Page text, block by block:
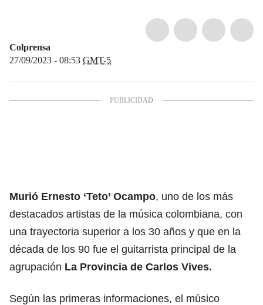
Colprensa
27/09/2023 - 08:53 GMT-5
Murió Ernesto ‘Teto’ Ocampo, uno de los más
destacados artistas de la música colombiana, con
una trayectoria superior a los 30 años y que en la
década de los 90 fue el guitarrista principal de la
agrupación La Provincia de Carlos Vives.
Según las primeras informaciones, el músico